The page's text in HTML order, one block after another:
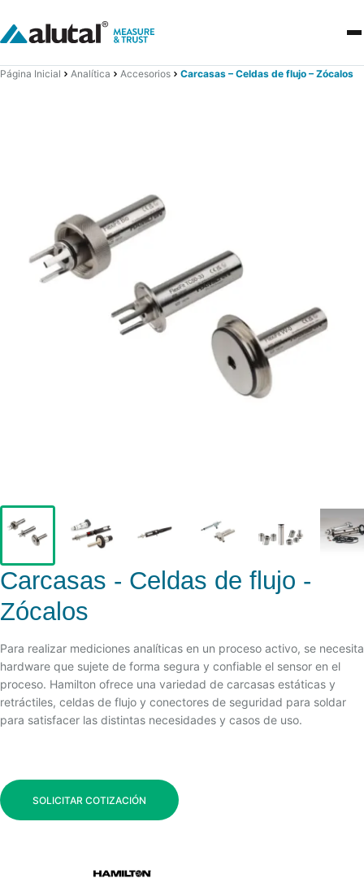
Página Inicial Analítica Accesorios Carcasas – Celdas de flujo – Zócalos
Carcasas - Celdas de flujo -
Zócalos
Para realizar mediciones analíticas en un proceso activo, se necesita
hardware que sujete de forma segura y confiable el sensor en el
proceso. Hamilton ofrece una variedad de carcasas estáticas y
retráctiles, celdas de flujo y conectores de seguridad para soldar
para satisfacer las distintas necesidades y casos de uso.
SOLICITAR COTIZACIÓN